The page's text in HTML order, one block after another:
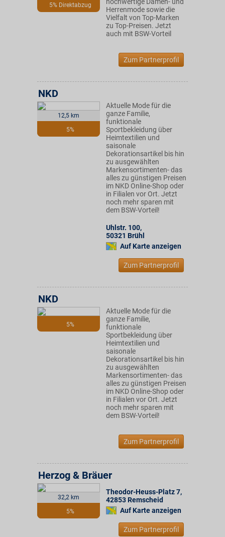
5% Direktabzug
Herrenmode sowie die
Vielfalt von Top-Marken
zu Top-Preisen. Jetzt
auch mit BSW-Vorteil
Zum Partnerprofil
12,5 km
5%
NKD
Aktuelle Mode für die
ganze Familie,
funktionale
Sportbekleidung über
Heimtextilien und
saisonale
Dekorationsartikel bis hin
zu ausgewählten
Markensortimenten- das
alles zu günstigen Preisen
im NKD Online-Shop oder
in Filialen vor Ort. Jetzt
noch mehr sparen mit
dem BSW-Vorteil!
Uhlstr. 100,
50321 Brühl
Auf Karte anzeigen
Zum Partnerprofil
5%
NKD
Aktuelle Mode für die
ganze Familie,
funktionale
Sportbekleidung über
Heimtextilien und
saisonale
Dekorationsartikel bis hin
zu ausgewählten
Markensortimenten- das
alles zu günstigen Preisen
im NKD Online-Shop oder
in Filialen vor Ort. Jetzt
noch mehr sparen mit
dem BSW-Vorteil!
Zum Partnerprofil
32,2 km
5%
Herzog & Bräuer
Theodor-Heuss-Platz 7,
42853 Remscheid
Auf Karte anzeigen
Zum Partnerprofil